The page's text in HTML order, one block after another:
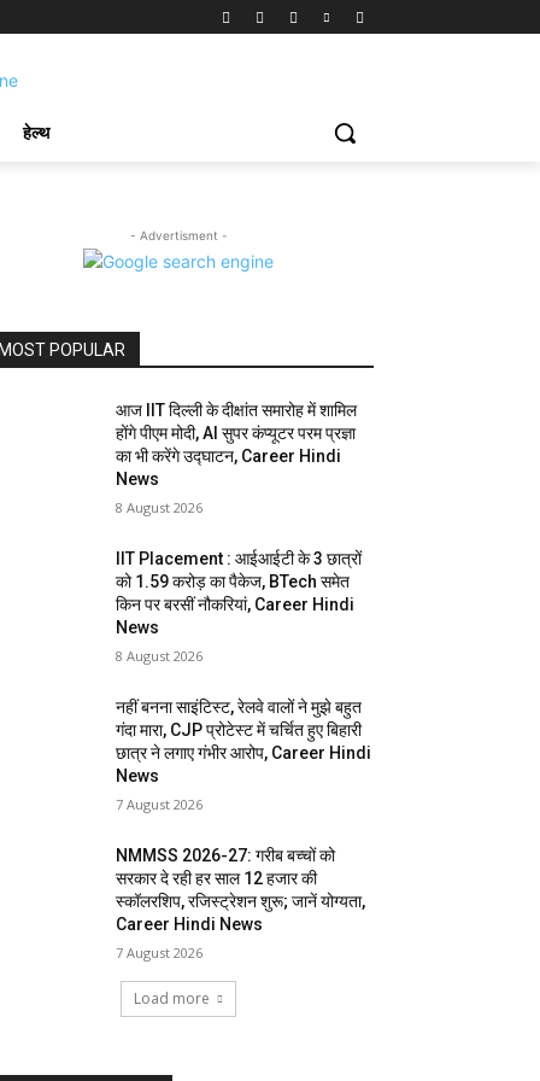
हेल्थ
- Advertisment -
MOST POPULAR
आज IIT दिल्ली के दीक्षांत समारोह में शामिल
होंगे पीएम मोदी, AI सुपर कंप्यूटर परम प्रज्ञा
का भी करेंगे उद्घाटन, Career Hindi
News
8 August 2026
IIT Placement : आईआईटी के 3 छात्रों
को 1.59 करोड़ का पैकेज, BTech समेत
किन पर बरसीं नौकरियां, Career Hindi
News
8 August 2026
नहीं बनना साइंटिस्ट, रेलवे वालों ने मुझे बहुत
गंदा मारा, CJP प्रोटेस्ट में चर्चित हुए बिहारी
छात्र ने लगाए गंभीर आरोप, Career Hindi
News
7 August 2026
NMMSS 2026-27: गरीब बच्चों को
सरकार दे रही हर साल 12 हजार की
स्कॉलरशिप, रजिस्ट्रेशन शुरू; जानें योग्यता,
Career Hindi News
7 August 2026
Load more